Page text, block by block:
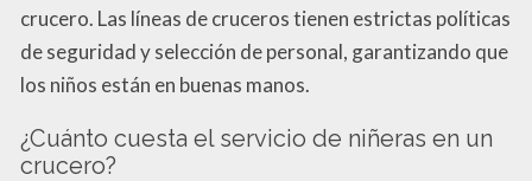
crucero. Las líneas de cruceros tienen estrictas políticas
de seguridad y selección de personal, garantizando que
los niños están en buenas manos.
¿Cuánto cuesta el servicio de niñeras en un
crucero?